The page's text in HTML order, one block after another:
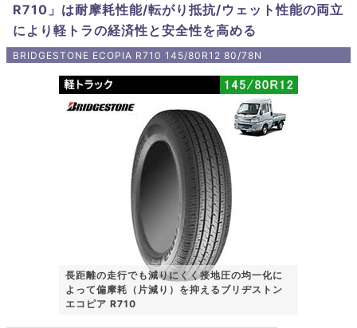
R710」は耐摩耗性能/転がり抵抗/ウェット性能の両立
により軽トラの経済性と安全性を高める
BRIDGESTONE ECOPIA R710 145/80R12 80/78N
長距離の走行でも減りにくく接地圧の均一化に
よって偏摩耗（片減り）を抑えるブリヂストン
エコピア R710